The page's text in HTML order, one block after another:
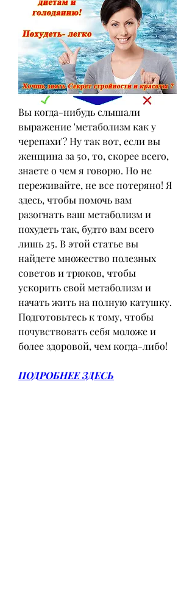
Вы когда-нибудь слышали
выражение 'метаболизм как у
черепахи'? Ну так вот, если вы
женщина за 50, то, скорее всего,
знаете о чем я говорю. Но не
переживайте, не все потеряно! Я
здесь, чтобы помочь вам
разогнать ваш метаболизм и
похудеть так, будто вам всего
лишь 25. В этой статье вы
найдете множество полезных
советов и трюков, чтобы
ускорить свой метаболизм и
начать жить на полную катушку.
Подготовьтесь к тому, чтобы
почувствовать себя моложе и
более здоровой, чем когда-либо!
ПОДРОБНЕЕ ЗДЕСЬ